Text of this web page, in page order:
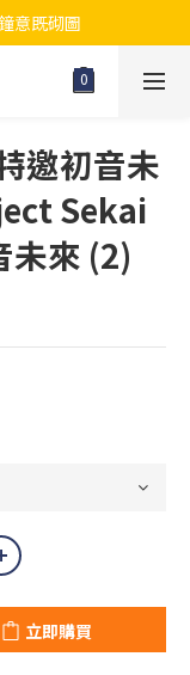
意既砌圖
邀初音未
Sekai
未來 (2)
立即購買